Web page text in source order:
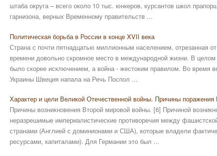
штаба округа – всего около 10 тыс. юнкеров, курсантов школ
гарнизона, верных Временному правительств ...
Политическая борьба в России в конце ΧVІІ века
Страна с почти пятнадцатью миллионным населением, отрезанная
времени довольно скромное место в международной жизни. В
было скорее исключением, а война - жестоким правилом. Во время
Украины Швеция напала на Речь Поспол ...
Характер и цели Великой Отечественной войны. Причины
Причины возникновения Второй мировой войны. [6] Причиной
неразрешимые империалистические противоречия между
странами (Англией с доминионами и США), которые владели
ресурсами, капиталами). Для Германии это был ...